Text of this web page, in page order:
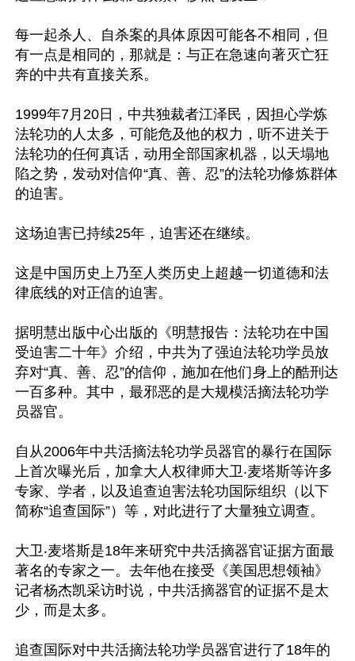
每一起杀人、自杀案的具体原因可能各不相同，但
有一点是相同的，那就是：与正在急速向著灭亡狂
奔的中共有直接关系。
1999年7月20日，中共独裁者江泽民，因担心学炼
法轮功的人太多，可能危及他的权力，听不进关于
法轮功的任何真话，动用全部国家机器，以天塌地
陷之势，发动对信仰“真、善、忍”的法轮功修炼群体
的迫害。
这场迫害已持续25年，迫害还在继续。
这是中国历史上乃至人类历史上超越一切道德和法
律底线的对正信的迫害。
据明慧出版中心出版的《明慧报告：法轮功在中国
受迫害二十年》介绍，中共为了强迫法轮功学员放
弃对“真、善、忍”的信仰，施加在他们身上的酷刑达
一百多种。其中，最邪恶的是大规模活摘法轮功学
员器官。
自从2006年中共活摘法轮功学员器官的暴行在国际
上首次曝光后，加拿大人权律师大卫‧麦塔斯等许多
专家、学者，以及追查迫害法轮功国际组织（以下
简称“追查国际”）等，对此进行了大量独立调查。
大卫‧麦塔斯是18年来研究中共活摘器官证据方面最
著名的专家之一。去年他在接受《美国思想领袖》
记者杨杰凯采访时说，中共活摘器官的证据不是太
少，而是太多。
追查国际对中共活摘法轮功学员器官进行了18年的